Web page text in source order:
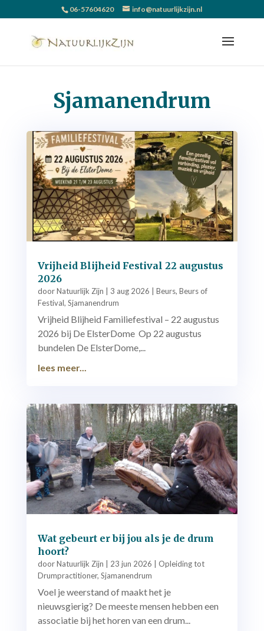
06-57604620 info@natuurlijkzijn.nl
Sjamanendrum
Vrijheid Blijheid Festival 22 augustus
2026
doorNatuurlijk Zijn 3 aug 2026 Beurs, Beurs of
Festival, Sjamanendrum
Vrijheid Blijheid Familiefestival – 22 augustus
2026 bij De ElsterDome Op 22 augustus
bundelen De ElsterDome,...
lees meer...
Wat gebeurt er bij jou als je de drum
hoort?
doorNatuurlijk Zijn 23 jun 2026
Opleiding tot
Drumpractitioner, Sjamanendrum
Voel je weerstand of maakt het je
nieuwsgierig? De meeste mensen hebben een
associatie bij het horen van een drum...